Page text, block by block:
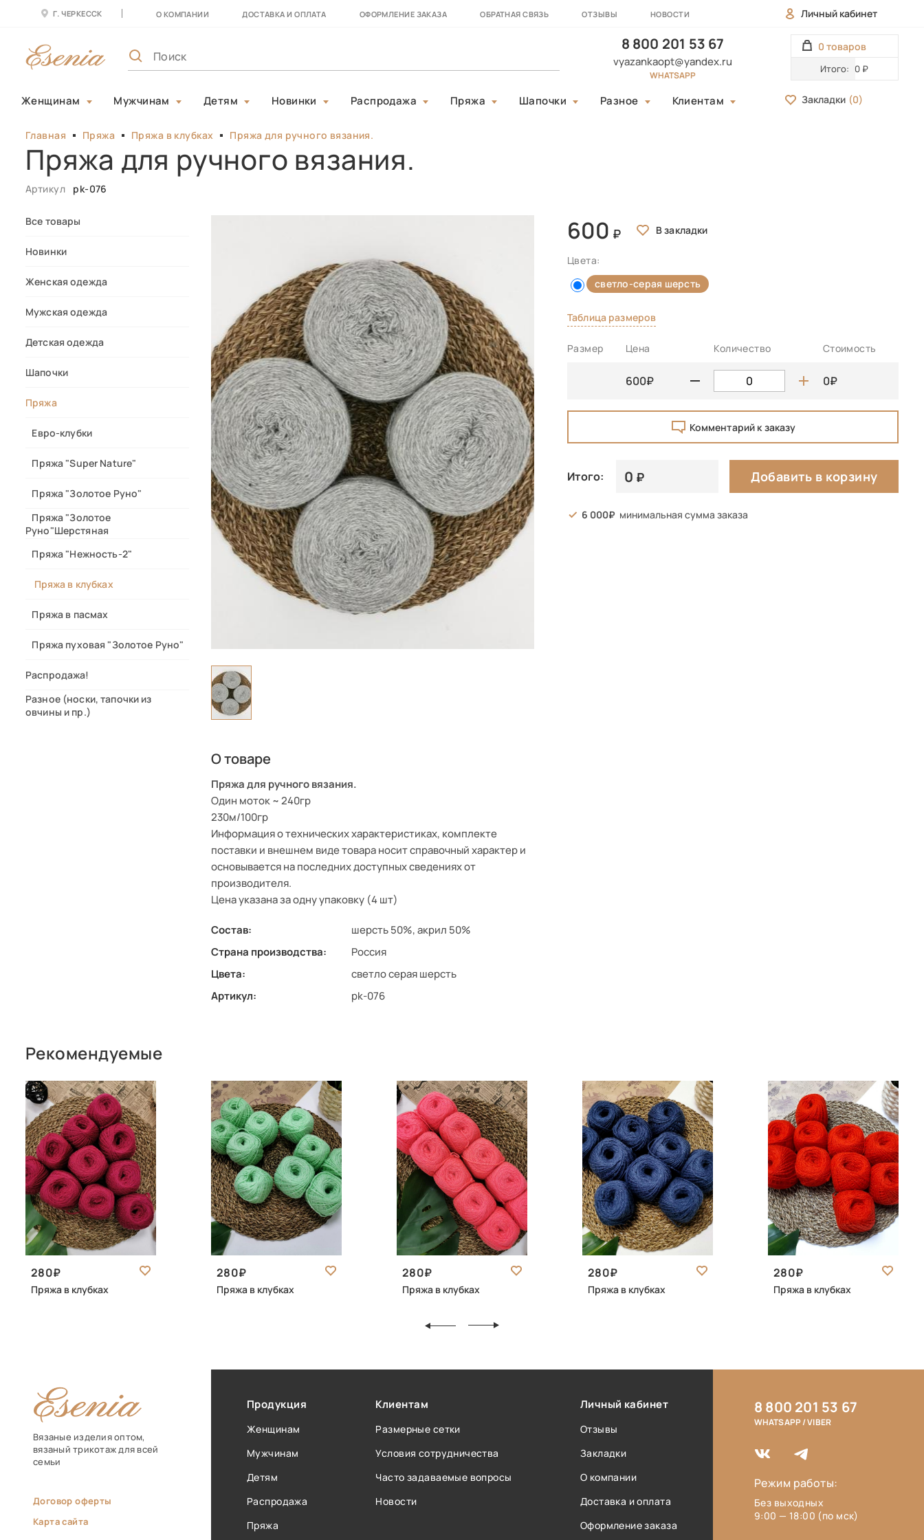
Г. ЧЕРКЕССК О КОМПАНИИ ДОСТАВКА И ОПЛАТА ОФОРМЛЕНИЕ ЗАКАЗА ОБРАТНАЯ СВЯЗЬ ОТЗЫВЫ НОВОСТИ Личный кабинет
8 800 201 53 67
vyazankaopt@yandex.ru
WHATSAPP
0 товаров
Итого: 0 ₽
Женщинам Мужчинам Детям Новинки Распродажа Пряжа Шапочки Разное Клиентам Закладки (0)
Главная Пряжа Пряжа в клубках Пряжа для ручного вязания.
Пряжа для ручного вязания.
Артикул pk-076
Все товары
Новинки
Женская одежда
Мужская одежда
Детская одежда
Шапочки
Пряжа
Евро-клубки
Пряжа "Super Nature"
Пряжа "Золотое Руно"
Пряжа "Золотое
Руно"Шерстяная
Пряжа "Нежность-2"
Пряжа в клубках
Пряжа в пасмах
Пряжа пуховая "Золотое Руно"
Распродажа!
Разное (носки, тапочки из
овчины и пр.)
О товаре
Пряжа для ручного вязания.
Один моток ~ 240гр
230м/100гр
Информация о технических характеристиках, комплекте
поставки и внешнем виде товара носит справочный характер и
основывается на последних доступных сведениях от
производителя.
Цена указана за одну упаковку (4 шт)
Состав:
шерсть 50%, акрил 50%
Страна производства:
Россия
Цвета:
светло серая шерсть
Артикул:
pk-076
600
Цвета:
светло-серая шерсть
Таблица размеров
Размер Цена Количество Стоимость
600 0
Комментарий к заказу
Итого: 0 Добавить в корзину
6 000 минимальная сумма заказа
Рекомендуемые
280
Пряжа в клубках
280
Пряжа в клубках
280
Пряжа в клубках
280
Пряжа в клубках
280
Пряжа в клубках
Вязаные изделия оптом,
вязаный трикотаж для всей
семьи
Договор оферты
Карта сайта
Продукция
Женщинам
Мужчинам
Детям
Распродажа
Пряжа
Клиентам
Размерные сетки
Условия сотрудничества
Часто задаваемые вопросы
Новости
Личный кабинет
Отзывы
Закладки
О компании
Доставка и оплата
Оформление заказа
8 800 201 53 67
WHATSAPP / VIBER
Режим работы:
Без выходных
9:00 — 18:00 (по мск)